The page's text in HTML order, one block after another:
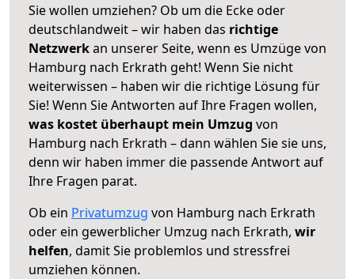
Sie wollen umziehen? Ob um die Ecke oder
deutschlandweit – wir haben das richtige
Netzwerkan unserer Seite, wenn es Umzüge von
Hamburg nach Erkrath geht! Wenn Sie nicht
weiterwissen – haben wir die richtige Lösung für
Sie! Wenn Sie Antworten auf Ihre Fragen wollen,
was kostet überhaupt mein Umzug von
Hamburg nach Erkrath – dann wählen Sie sie uns,
denn wir haben immer die passende Antwort auf
Ihre Fragen parat.
Ob ein Privatumzug von Hamburg nach Erkrath
oder ein gewerblicher Umzug nach Erkrath, wir
helfen, damit Sie problemlos und stressfrei
umziehen können.